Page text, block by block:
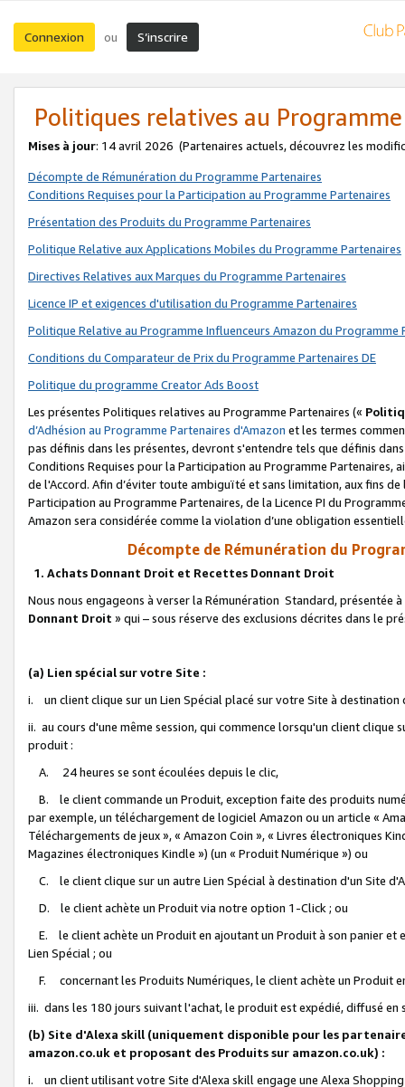
Connexion ou S’inscrire
Politiques relatives au
Mises à jour: 14 avril 2026 (Partenaires actuels, découvrez les
Décompte de Rémunération du Programme Partenaires
Conditions Requises pour la Participation au Programme Partenaires
Présentation des Produits du Programme Partenaires
Politique Relative aux Applications Mobiles du Programme Partenaires
Directives Relatives aux Marques du Programme Partenaires
Licence IP et exigences d'utilisation du Programme Partenaires
Politique Relative au Programme Influenceurs Amazon du Programme
Conditions du Comparateur de Prix du Programme Partenaires DE
Politique du programme Creator Ads Boost
Les présentes Politiques relatives au Programme Partenaires («
d’Adhésion au Programme Partenaires d'Amazon et les termes
pas définis dans les présentes, devront s'entendre tels que définis
Conditions Requises pour la Participation au Programme Partenaires,
de l'Accord. Afin d’éviter toute ambiguïté et sans limitation, aux fins
Participation au Programme Partenaires, de la Licence PI du
Amazon sera considérée comme la violation d’une obligation
Décompte de Rémunération du
1. Achats Donnant Droit et Recettes Donnant Droit
Nous nous engageons à verser la Rémunération Standard, présentée
Donnant Droit » qui – sous réserve des exclusions décrites dans le
(a) Lien spécial sur votre Site :
i. un client clique sur un Lien Spécial placé sur votre Site à destination
ii. au cours d'une même session, qui commence lorsqu'un client
produit :
A. 24 heures se sont écoulées depuis le clic,
B. le client commande un Produit, exception faite des produits
par exemple, un téléchargement de logiciel Amazon ou un article «
Téléchargements de jeux », « Amazon Coin », « Livres électroniques
Magazines électroniques Kindle ») (un « Produit Numérique ») ou
C. le client clique sur un autre Lien Spécial à destination d'un Site
D. le client achète un Produit via notre option 1-Click ; ou
E. le client achète un Produit en ajoutant un Produit à son panier et
Lien Spécial ; ou
F. concernant les Produits Numériques, le client achète un Produit
iii. dans les 180 jours suivant l'achat, le produit est expédié, diffusé
(b) Site d'Alexa skill (uniquement disponible pour les
amazon.co.uk et proposant des Produits sur amazon.co.uk) :
i. un client utilisant votre Site d'Alexa skill engage une Alexa